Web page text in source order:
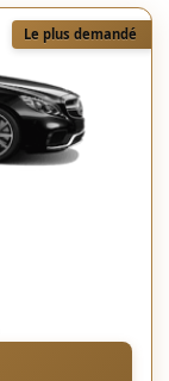
Le plus demandé